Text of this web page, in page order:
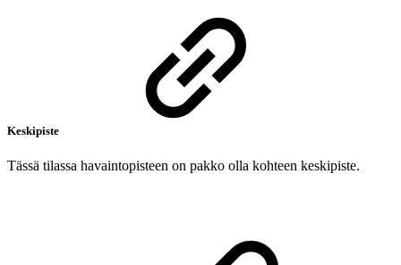
Keskipiste
Tässä tilassa havaintopisteen on pakko olla kohteen keskipiste.